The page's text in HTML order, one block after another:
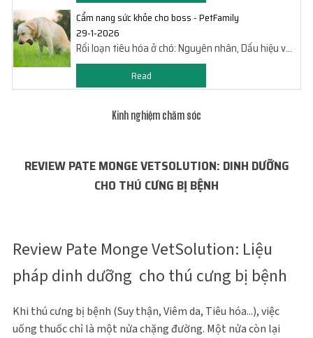
Cẩm nang sức khỏe cho boss - PetFamily
29-1-2026
Rối loạn tiêu hóa ở chó: Nguyên nhân, Dấu hiệu và
Cách xử lý
Read
Kinh nghiệm chăm sóc
REVIEW PATE MONGE VETSOLUTION: DINH DƯỠNG
CHO THÚ CƯNG BỊ BỆNH
Review Pate Monge VetSolution: Liệu
pháp dinh dưỡng cho thú cưng bị bệnh
Khi thú cưng bị bệnh (Suy thận, Viêm da, Tiêu hóa...), việc
uống thuốc chỉ là một nửa chặng đường. Một nửa còn lại